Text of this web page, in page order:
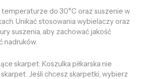
temperaturze do 30°C oraz suszenie w
Unikać stosowania wybielaczy oraz
suszenia, aby zachować jakość
nadruków.
skarpet: Koszulka piłkarska nie
Jeśli chcesz skarpetki, wybierz